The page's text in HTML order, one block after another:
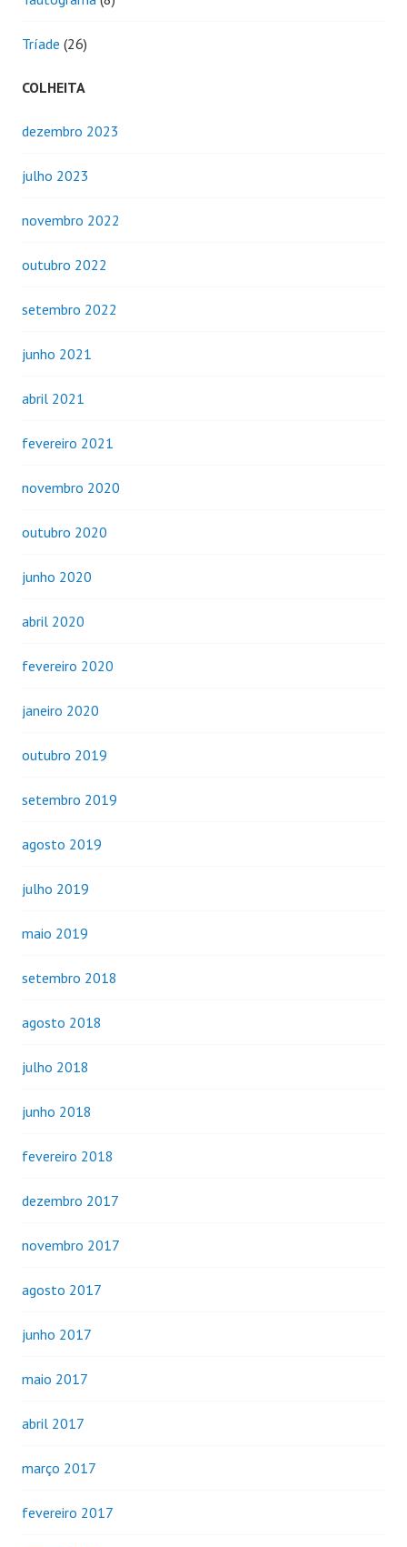
Tríade (26)
COLHEITA
dezembro 2023
julho 2023
novembro 2022
outubro 2022
setembro 2022
junho 2021
abril 2021
fevereiro 2021
novembro 2020
outubro 2020
junho 2020
abril 2020
fevereiro 2020
janeiro 2020
outubro 2019
setembro 2019
agosto 2019
julho 2019
maio 2019
setembro 2018
agosto 2018
julho 2018
junho 2018
fevereiro 2018
dezembro 2017
novembro 2017
agosto 2017
junho 2017
maio 2017
abril 2017
março 2017
fevereiro 2017